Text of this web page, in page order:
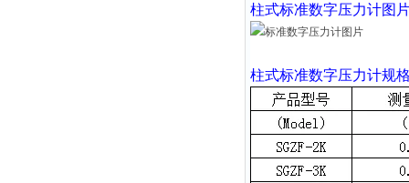
柱式标准数字压力计图
柱式标准数字压力计规